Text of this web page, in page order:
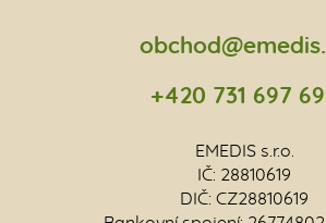
+420 731 697
EMEDIS s.r.o.
IČ: 28810619
DIČ: CZ28810619